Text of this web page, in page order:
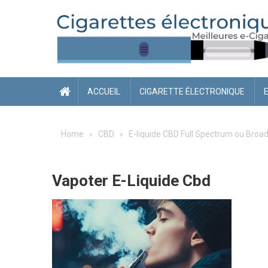
ACCUEIL CIGARETTE ÉLECTRONIQUE
Home CBD E-liquide CBD Full Spectrum ou
Vapoter E-Liquide Cbd